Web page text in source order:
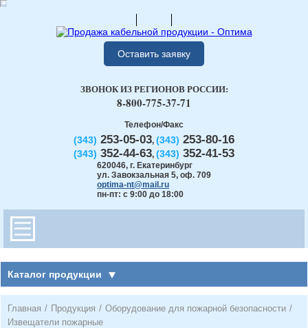
Оставить заявку
Телефон/Факс
(343) 253-05-03, (343) 253-80-16
(343) 352-44-63, (343) 352-41-53
620046, г. Екатеринбург
ул. Завокзальная 5, оф. 709
optima-nt@mail.ru
пн-пт: с 9:00 до 18:00
ЗВОНОК ИЗ РЕГИОНОВ РОССИИ:
8-800-775-37-71
Каталог продукции
Главная / Продукция / Оборудование для пожарной безопасности /
Извещатели пожарные